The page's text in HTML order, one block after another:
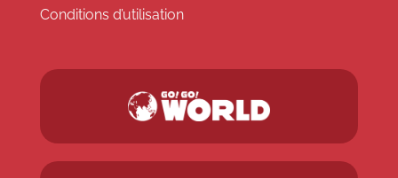
Conditions d’utilisation